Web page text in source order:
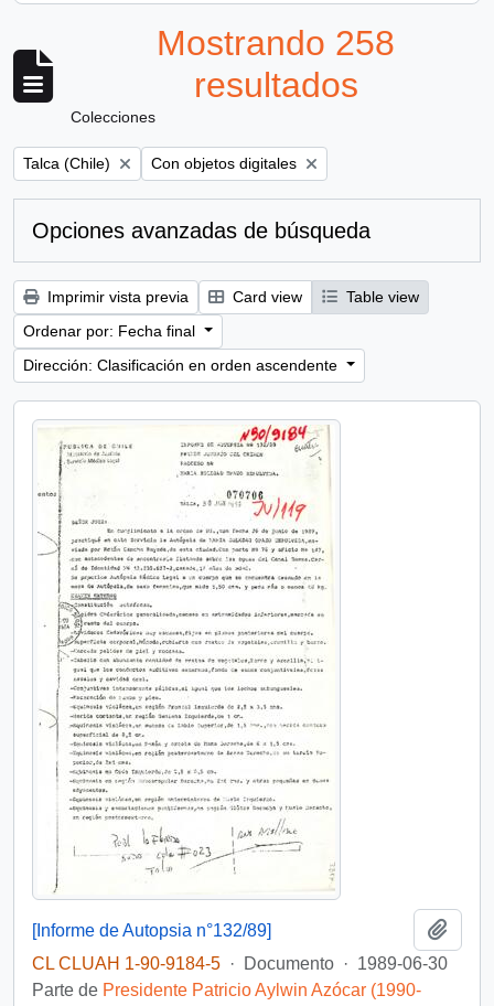
Mostrando 258
resultados
Colecciones
Remove filter:
Talca (Chile) Remove filter:
Con objetos digitales
Opciones avanzadas de búsqueda
Imprimir vista previa Card view
Table view
Ordenar por: Fecha final
Dirección: Clasificación en orden ascendente
[Informe de Autopsia n°132/89]
CL CLUAH 1-90-9184-5 · Documento · 1989-06-30
Parte de Presidente Patricio Aylwin Azócar (1990-